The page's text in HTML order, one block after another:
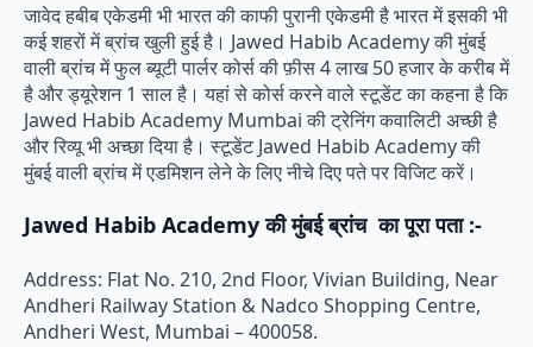
जावेद हबीब एकेडमी भी भारत की काफी पुरानी एकेडमी है भारत में इसकी भी
कई शहरों में ब्रांच खुली हुई है। Jawed Habib Academy की मुंबई
वाली ब्रांच में फुल ब्यूटी पार्लर कोर्स की फ़ीस 4 लाख 50 हजार के करीब में
है और ड्यूरेशन 1 साल है। यहां से कोर्स करने वाले स्टूडेंट का कहना है कि
Jawed Habib Academy Mumbai की ट्रेनिंग कवालिटी अच्छी है
और रिव्यू भी अच्छा दिया है। स्टूडेंट Jawed Habib Academy की
मुंबई वाली ब्रांच में एडमिशन लेने के लिए नीचे दिए पते पर विजिट करें।
Jawed Habib Academy की मुंबई ब्रांच का पूरा पता :-
Address: Flat No. 210, 2nd Floor, Vivian Building, Near
Andheri Railway Station & Nadco Shopping Centre,
Andheri West, Mumbai – 400058.